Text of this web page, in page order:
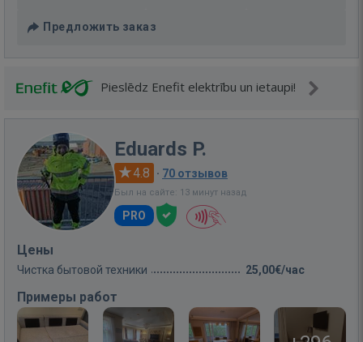
Предложить заказ
Pieslēdz Enefit elektrību un ietaupi!
Eduards P.
4.8 · 70 отзывов
Был на сайте: 13 минут назад
PRO
Цены
Чистка бытовой техники 25,00€/час
Примеры работ